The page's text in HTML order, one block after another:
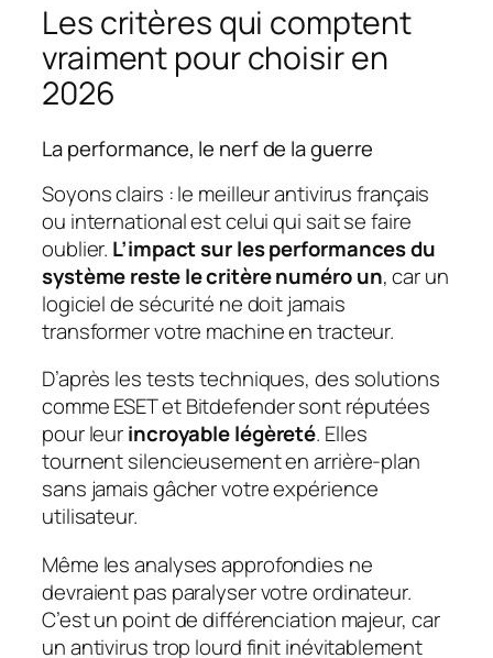
Les critères qui comptent
vraiment pour choisir en
2026
La performance, le nerf de la guerre
Soyons clairs : le meilleur antivirus français
ou international est celui qui sait se faire
oublier. L’impact sur les performances du
système reste le critère numéro un, car un
logiciel de sécurité ne doit jamais
transformer votre machine en tracteur.
D’après les tests techniques, des solutions
comme ESET et Bitdefender sont réputées
pour leurincroyable légèreté. Elles
tournent silencieusement en arrière-plan
sans jamais gâcher votre expérience
utilisateur.
Même les analyses approfondies ne
devraient pas paralyser votre ordinateur.
C’est un point de différenciation majeur, car
un antivirus trop lourd finit inévitablement